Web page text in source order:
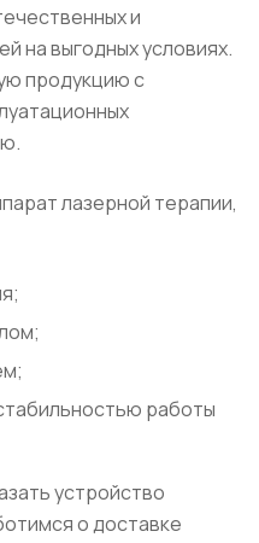
и
на выгодных условиях.
продукцию с
лазерной терапии,
работы
устройство
о доставке